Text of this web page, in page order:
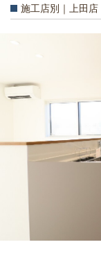
施工店別｜上田店